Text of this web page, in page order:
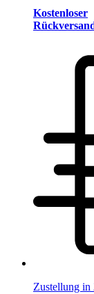
Kostenloser
Zustellung in